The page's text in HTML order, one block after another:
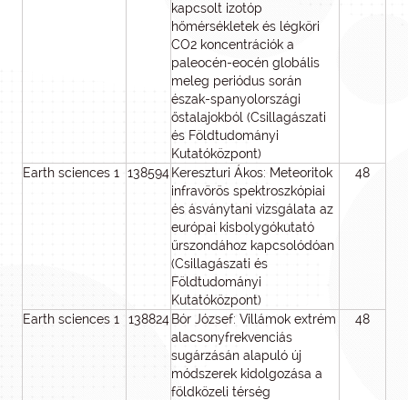
kapcsolt izotóp
hőmérsékletek és légköri
CO2 koncentrációk a
paleocén-eocén globális
meleg periódus során
észak-spanyolországi
őstalajokból (Csillagászati
és Földtudományi
Kutatóközpont)
Earth sciences 1 138594 Kereszturi Ákos: Meteoritok
infravörös spektroszkópiai
és ásványtani vizsgálata az
európai kisbolygókutató
űrszondához kapcsolódóan
(Csillagászati és
Földtudományi
Kutatóközpont)
48
Earth sciences 1 138824 Bór József: Villámok extrém
alacsonyfrekvenciás
sugárzásán alapuló új
módszerek kidolgozása a
földközeli térség
48